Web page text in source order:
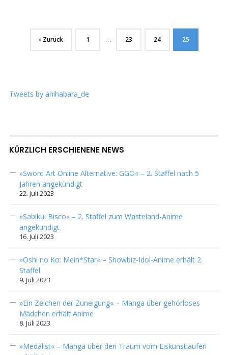
‹ Zurück 1 … 23 24 25
Tweets by anihabara_de
KÜRZLICH ERSCHIENENE NEWS
»Sword Art Online Alternative: GGO« – 2. Staffel nach 5
Jahren angekündigt
22. Juli 2023
»Sabikui Bisco« – 2. Staffel zum Wasteland-Anime
angekündigt
16. Juli 2023
»Oshi no Ko: Mein*Star« – Showbiz-Idol-Anime erhält 2.
Staffel
9. Juli 2023
»Ein Zeichen der Zuneigung« – Manga über gehörloses
Mädchen erhält Anime
8. Juli 2023
»Medalist« – Manga über den Traum vom Eiskunstlaufen